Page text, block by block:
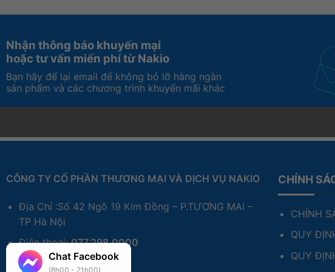
Nhận thông báo khuyến mại
hoặc tư vấn miến phí từ Nakio
Bạn hãy để lại email để không bỏ lỡ hàng ngàn
sản phẩm và các chương trình khuyến mãi khác
CÔNG TY CỔ PHẦN THƯƠNG MẠI VÀ DỊCH VỤ NAKIO
Địa Chỉ :Số 42 Ngõ 19 Kim Đồng – P.TƯƠNG MAI –
TP Hà Nội
Điện thoại:077.298.0000
Zalo: 077.298.0000
CHÍNH
CHÍNH
QUY
QUY
Chat Facebook
(8h00 - 21h00)